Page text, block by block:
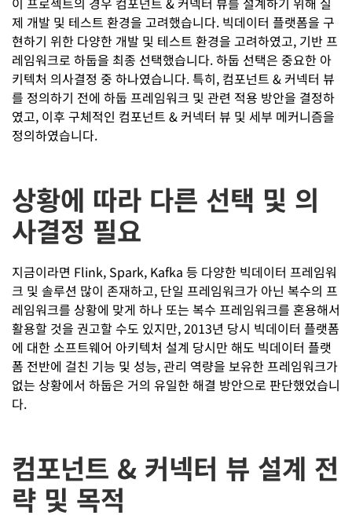
제 개발 및 테스트 환경을 고려했습니다. 빅데이터 플랫폼을 구
현하기 위한 다양한 개발 및 테스트 환경을 고려하였고, 기반 프
레임워크로 하둡을 최종 선택했습니다. 하둡 선택은 중요한 아
키텍처 의사결정 중 하나였습니다. 특히, 컴포넌트 & 커넥터 뷰
를 정의하기 전에 하둡 프레임워크 및 관련 적용 방안을 결정하
였고, 이후 구체적인 컴포넌트 & 커넥터 뷰 및 세부 메커니즘을
정의하였습니다.
상황에 따라 다른 선택 및 의
사결정 필요
지금이라면 Flink, Spark, Kafka 등 다양한 빅데이터 프레임워
크 및 솔루션 많이 존재하고, 단일 프레임워크가 아닌 복수의 프
레임워크를 상황에 맞게 하나 또는 복수 프레임워크를 혼용해서
활용할 것을 권고할 수도 있지만, 2013년 당시 빅데이터 플랫폼
에 대한 소프트웨어 아키텍처 설계 당시만 해도 빅데이터 플랫
폼 전반에 걸친 기능 및 성능, 관리 역량을 보유한 프레임워크가
없는 상황에서 하둡은 거의 유일한 해결 방안으로 판단했었습니
다.
컴포넌트 & 커넥터 뷰 설계 전
략 및 목적